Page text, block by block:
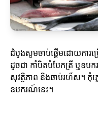
ដំបូងសូមចាប់ផ្តើមដោយការ
ដូចជា កាំបិតបំបែកត្រី ឬឧបក
សុវត្ថិភាព និងឆាប់រហ័ស។ កុំភ្ល
ឧបករណ៍នេះ។